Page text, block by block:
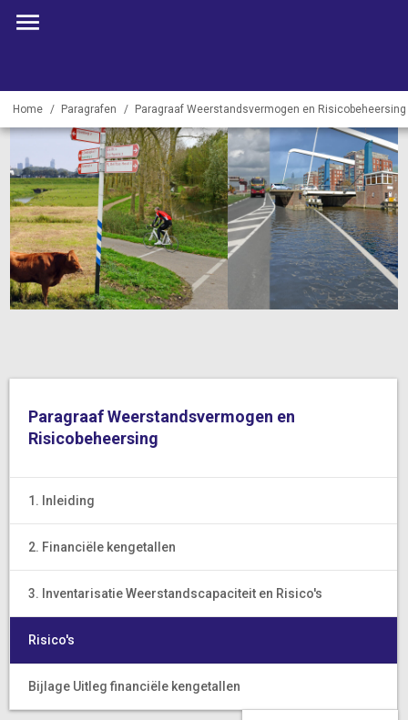
Home Paragrafen Paragraaf Weerstandsvermogen en Risicobeheersing
Paragraaf Weerstandsvermogen en
Risicobeheersing
1. Inleiding
2. Financiële kengetallen
3. Inventarisatie Weerstandscapaciteit en Risico's
Risico's
Bijlage Uitleg financiële kengetallen